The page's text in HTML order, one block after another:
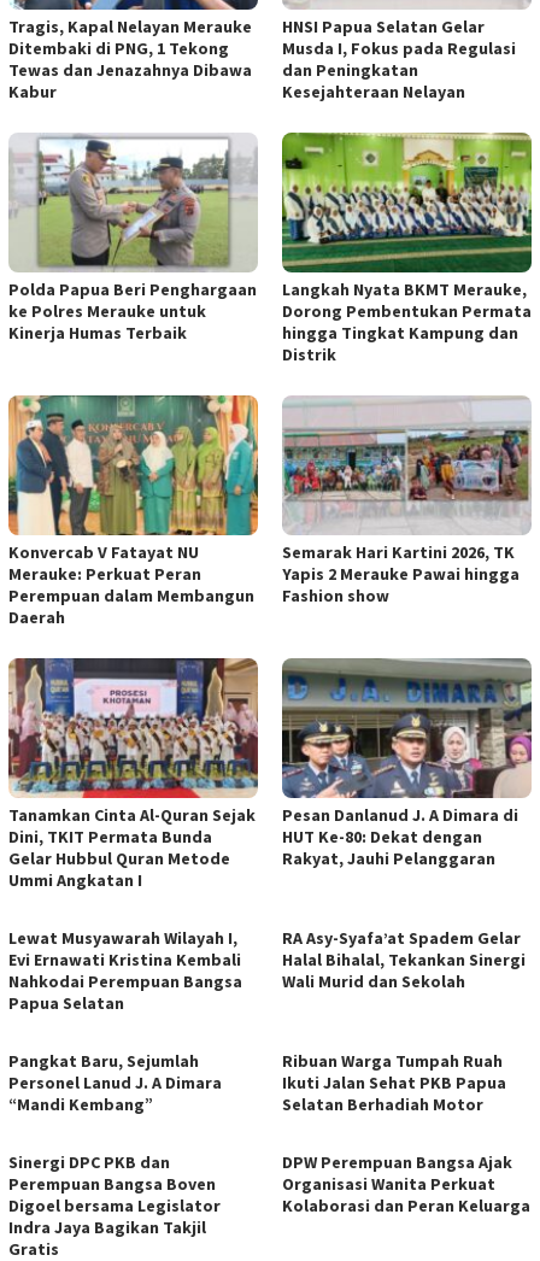
Tragis, Kapal Nelayan Merauke
Ditembaki di PNG, 1 Tekong
Tewas dan Jenazahnya Dibawa
Kabur
HNSI Papua Selatan Gelar
Musda I, Fokus pada Regulasi
dan Peningkatan
Kesejahteraan Nelayan
Polda Papua Beri Penghargaan
ke Polres Merauke untuk
Kinerja Humas Terbaik
Langkah Nyata BKMT Merauke,
Dorong Pembentukan Permata
hingga Tingkat Kampung dan
Distrik
​Konvercab V Fatayat NU
Merauke: Perkuat Peran
Perempuan dalam Membangun
Daerah
​Semarak Hari Kartini 2026, TK
Yapis 2 Merauke Pawai hingga
Fashion show
Tanamkan Cinta Al-Quran Sejak
Dini, TKIT Permata Bunda
Gelar Hubbul Quran Metode
Ummi Angkatan I
Pesan Danlanud J. A Dimara di
HUT Ke-80: Dekat dengan
Rakyat, Jauhi Pelanggaran
Lewat Musyawarah Wilayah I,
Evi Ernawati Kristina Kembali
Nahkodai Perempuan Bangsa
Papua Selatan
RA Asy-Syafa’at Spadem Gelar
Halal Bihalal, Tekankan Sinergi
Wali Murid dan Sekolah
Pangkat Baru, Sejumlah
Personel Lanud J. A Dimara
“Mandi Kembang”
​Ribuan Warga Tumpah Ruah
Ikuti Jalan Sehat PKB Papua
Selatan Berhadiah Motor
Sinergi DPC PKB dan
Perempuan Bangsa Boven
Digoel bersama Legislator
Indra Jaya Bagikan Takjil
Gratis
DPW Perempuan Bangsa Ajak
Organisasi Wanita Perkuat
Kolaborasi dan Peran Keluarga